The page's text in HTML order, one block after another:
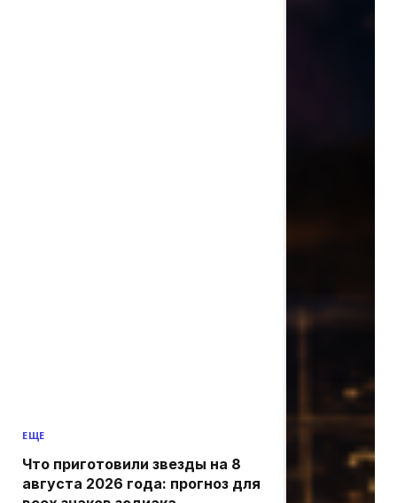
ЕЩЕ
Что приготовили звезды на 8
августа 2026 года: прогноз для